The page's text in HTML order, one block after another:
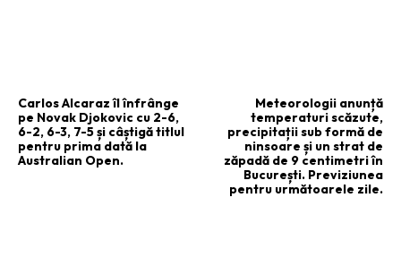
Carlos Alcaraz îl înfrânge
pe Novak Djokovic cu 2-6,
6-2, 6-3, 7-5 și câștigă titlul
pentru prima dată la
Australian Open.
Meteorologii anunță
temperaturi scăzute,
precipitații sub formă de
ninsoare și un strat de
zăpadă de 9 centimetri în
București. Previziunea
pentru următoarele zile.